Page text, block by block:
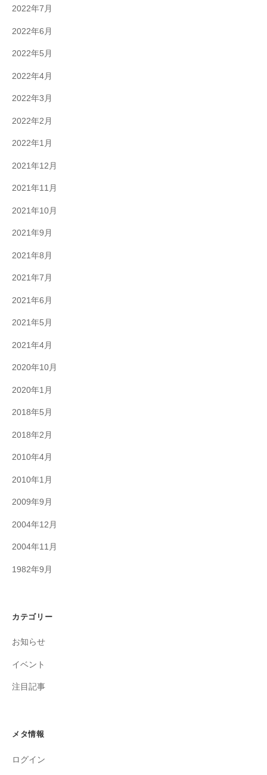
2022年7月
2022年6月
2022年5月
2022年4月
2022年3月
2022年2月
2022年1月
2021年12月
2021年11月
2021年10月
2021年9月
2021年8月
2021年7月
2021年6月
2021年5月
2021年4月
2020年10月
2020年1月
2018年5月
2018年2月
2010年4月
2010年1月
2009年9月
2004年12月
2004年11月
1982年9月
カテゴリー
お知らせ
イベント
注目記事
メタ情報
ログイン